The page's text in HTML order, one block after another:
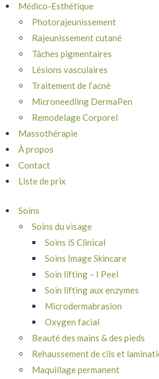
Médico-Esthétique
Photorajeunissement
Rajeunissement cutané
Tâches pigmentaires
Lésions vasculaires
Traitement de l’acné
Microneedling DermaPen
Remodelage Corporel
Massothérapie
À propos
Contact
Liste de prix
Soins
Soins du visage
Soins iS Clinical
Soins Image Skincare
Soin lifting – I Peel
Soin lifting aux enzymes
Microdermabrasion
Oxygen facial
Beauté des mains & des pieds
Rehaussement de cils et
Maquillage permanent